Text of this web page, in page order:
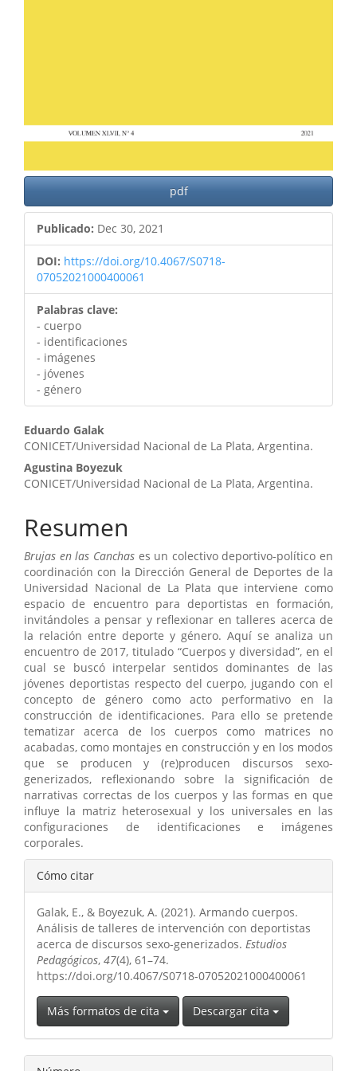
pdf
Publicado: Dec 30, 2021
DOI: https://doi.org/10.4067/S0718-
07052021000400061
Palabras clave:
- cuerpo
- identificaciones
- imágenes
- jóvenes
- género
Contenido
principal
del
artículo
Eduardo Galak
CONICET/Universidad Nacional de La Plata, Argentina.
Agustina Boyezuk
CONICET/Universidad Nacional de La Plata, Argentina.
Resumen
Brujas en las Canchases un colectivo deportivo-político en
coordinación con la Dirección General de Deportes de la
Universidad Nacional de La Plata que interviene como
espacio de encuentro para deportistas en formación,
invitándoles a pensar y reflexionar en talleres acerca de
la relación entre deporte y género. Aquí se analiza un
encuentro de 2017, titulado “Cuerpos y diversidad”, en el
cual se buscó interpelar sentidos dominantes de las
jóvenes deportistas respecto del cuerpo, jugando con el
concepto de género como acto performativo en la
construcción de identificaciones. Para ello se pretende
tematizar acerca de los cuerpos como matrices no
acabadas, como montajes en construcción y en los modos
que se producen y (re)producen discursos sexo-
generizados, reflexionando sobre la significación de
narrativas correctas de los cuerpos y las formas en que
influye la matriz heterosexual y los universales en las
configuraciones de identificaciones e imágenes
corporales.
Detalles
del
artículo
Cómo citar
Galak, E., & Boyezuk, A. (2021). Armando cuerpos.
Análisis de talleres de intervención con deportistas
acerca de discursos sexo-generizados. Estudios
Pedagógicos, 47(4), 61–74.
https://doi.org/10.4067/S0718-07052021000400061
Más formatos de cita Descargar cita